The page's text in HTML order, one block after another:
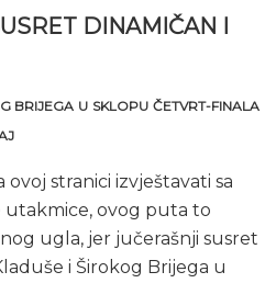
DINAMIČAN I
BRIJEGA U SKLOPU ČETVRT-FINALA
stranici izvještavati sa
ovog puta to
ugla, jer jučerašnji susret
i Širokog Brijega u